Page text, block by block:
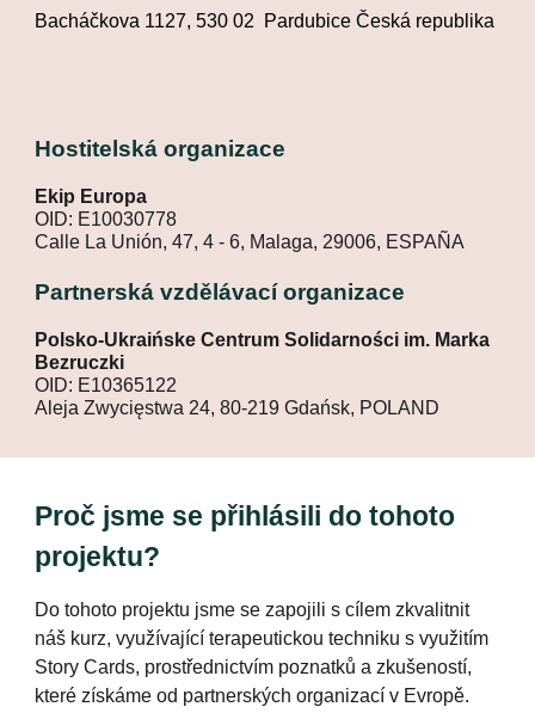
Bacháčkova 1127, 530 02 PardubiceČeská republika
Hostitelská organizace
Ekip Europa
OID: E10030778
Calle La Unión, 47, 4 - 6, Malaga, 29006, ESPAÑA
Partnerská vzdělávacíorganizace
Polsko-Ukraińske Centrum Solidarności im. Marka
Bezruczki
OID: E10365122
Aleja Zwycięstwa 24, 80-219 Gdańsk, POLAND
Proč jsme se přihlásili do tohoto
projektu?
Do tohoto projektu jsme se zapojili s cílem zkvalitnit
náš kurz, využívající terapeutickou techniku s využitím
Story Cards, prostřednictvím poznatků a zkušeností,
které získáme od partnerských organizací v Evropě.